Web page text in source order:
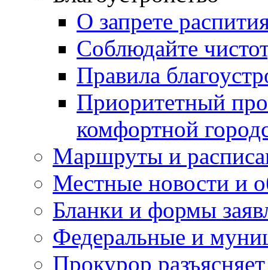
О запрете
Соблюдайте
Правила
Приоритетный
комфортной
Маршруты и
Местные новости и
Бланки и формы
Федеральные и
Прокурор разъясняет